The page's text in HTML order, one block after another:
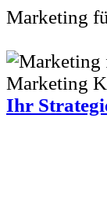
Marketing
Ihr